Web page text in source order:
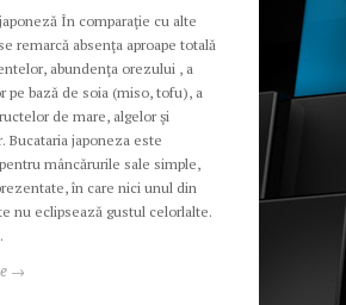
În comparaţie cu alte
remarcă absenţa aproape totală
abundenţa orezului , a
pe bază de soia (miso, tofu), a
de mare, algelor şi
Bucataria japoneza este
mâncărurile sale simple,
în care nici unul din
nu eclipsează gustul celorlalte.
→